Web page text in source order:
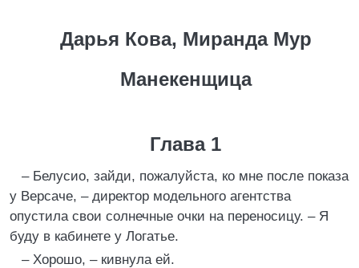
Дарья Кова, Миранда Мур
Манекенщица
Глава 1
– Белусио, зайди, пожалуйста, ко мне после показа
у Версаче, – директор модельного агентства
опустила свои солнечные очки на переносицу. – Я
буду в кабинете у Логатье.
– Хорошо, – кивнула ей.